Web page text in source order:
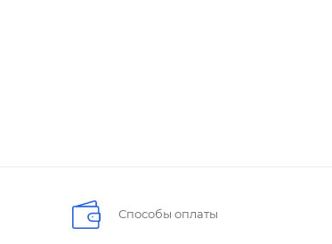
Способы оплаты